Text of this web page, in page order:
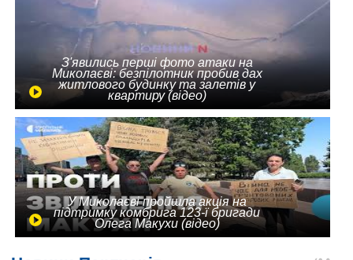
З'явились перші фото атаки на
Миколаєві: безпілотник пробив дах
житлового будинку та залетів у
квартиру (відео)
У Миколаєві пройшла акція на
підтримку комбрига 123-ї бригади
Олега Макухи (відео)